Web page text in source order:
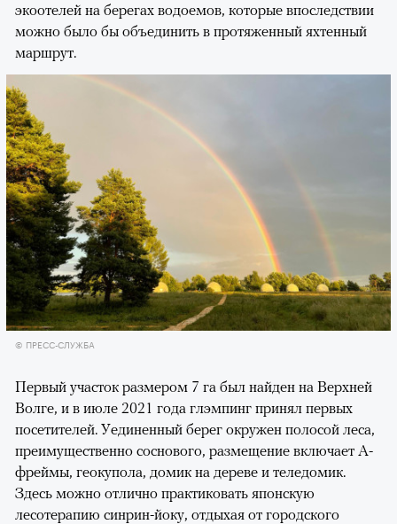
экоотелей на берегах водоемов, которые впоследствии
можно было бы объединить в протяженный яхтенный
маршрут.
© ПРЕСС-СЛУЖБА
Первый участок размером 7 га был найден на Верхней
Волге, и в июле 2021 года глэмпинг принял первых
посетителей. Уединенный берег окружен полосой леса,
преимущественно соснового, размещение включает А-
фреймы, геокупола, домик на дереве и теледомик.
Здесь можно отлично практиковать японскую
лесотерапию синрин-йоку, отдыхая от городского